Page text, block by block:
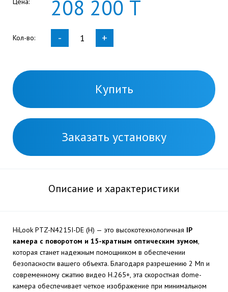
208 200 Т
Кол-во: - +
Купить
Заказать установку
Описание и характеристики
HiLook PTZ-N4215I-DE (H) — это высокотехнологичная IP
камера с поворотом и 15-кратным оптическим зумом,
которая станет надежным помощником в обеспечении
безопасности вашего объекта. Благодаря разрешению 2 Мп и
современному сжатию видео H.265+, эта скоростная dome-
камера обеспечивает четкое изображение при минимальном